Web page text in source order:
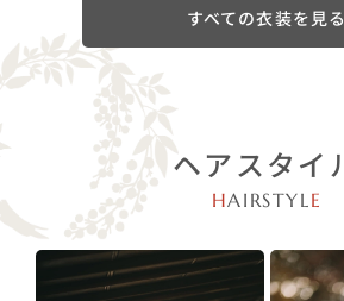
すべての衣装を見る
ヘアスタイ
HAIRSTYLE